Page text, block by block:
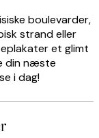
boulevarder,
strand eller
et glimt
din næste
i dag!